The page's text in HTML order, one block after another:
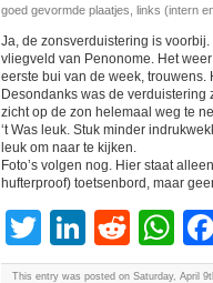
goed gevormde plaatjes, links (intern
Ja, de zonsverduistering is
vliegveld van Penonome. Het
eerste bui van de week,
Desondanks was de
zicht op de zon helemaal weg te
‘t Was leuk. Stuk minder
leuk om naar te kijken.
Foto’s volgen nog. Hier staat
hufterproof) toetsenbord, maar
Twitter
LinkedIn
Reddit
This entry was posted on Saturday, April